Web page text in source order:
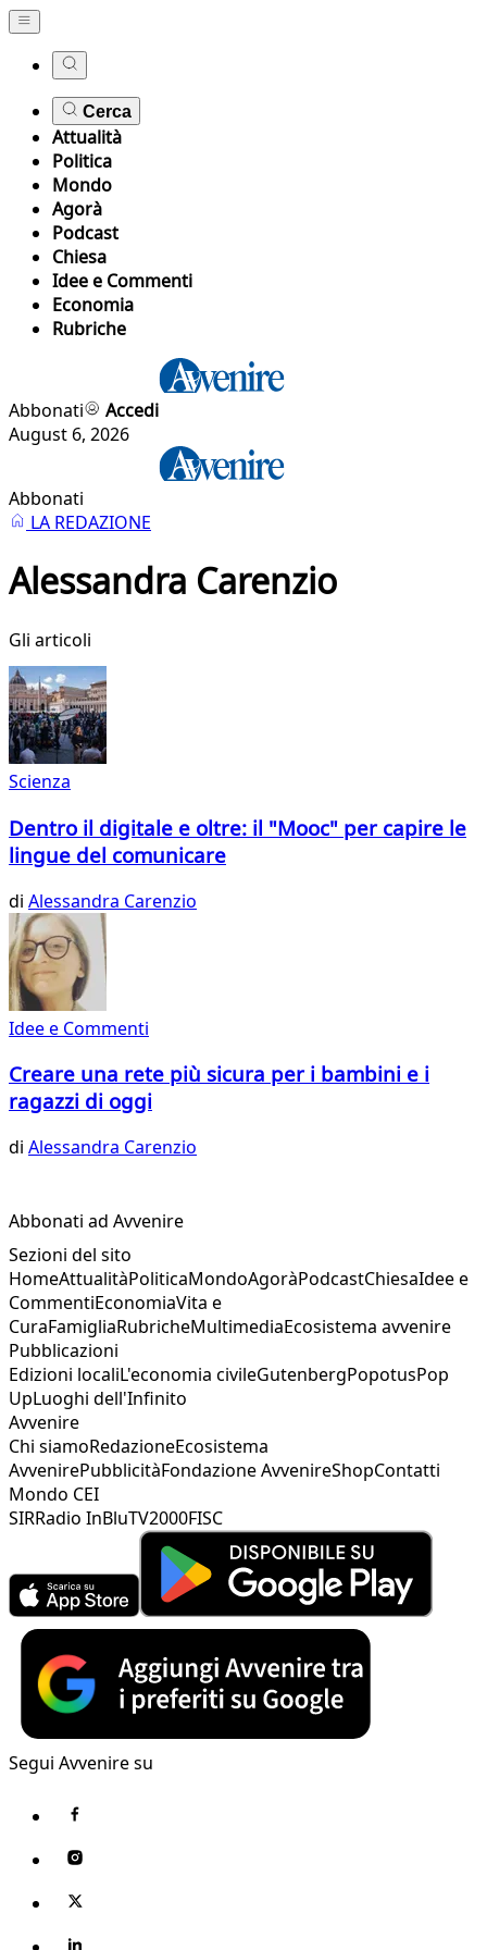
Cerca
Attualità
Politica
Mondo
Agorà
Podcast
Chiesa
Idee e Commenti
Economia
Rubriche
Abbonati
Accedi
August 6, 2026
Abbonati
LA REDAZIONE
Alessandra Carenzio
Gli articoli
Scienza
Dentro il digitale e oltre: il "Mooc" per capire le
lingue del comunicare
di Alessandra Carenzio
Idee e Commenti
Creare una rete più sicura per i bambini e i
ragazzi di oggi
di Alessandra Carenzio
Abbonati ad Avvenire
Sezioni del sito
HomeAttualitàPoliticaMondoAgoràPodcastChiesaIdee e
CommentiEconomiaVita e
CuraFamigliaRubricheMultimediaEcosistema avvenire
Pubblicazioni
Edizioni localiL'economia civileGutenbergPopotusPop
UpLuoghi dell'Infinito
Avvenire
Chi siamoRedazioneEcosistema
AvvenirePubblicitàFondazione AvvenireShopContatti
Mondo CEI
SIRRadio InBluTV2000FISC
Segui Avvenire su